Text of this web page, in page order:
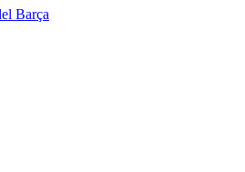
Barça